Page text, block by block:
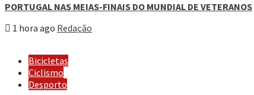
PORTUGAL NAS MEIAS-FINAIS DO MUNDIAL DE VETERANOS
1 hora ago Redação
Bicicletas
Ciclismo
Desporto